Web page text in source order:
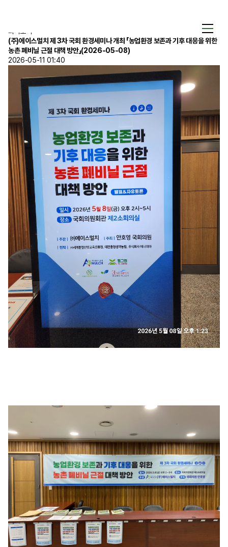
회사소개
사업영역
미디어
회사자료
고객지원
회사소식
(주)에이스멀치 제 3차 국회 환경세미나 개최 「농업환경 보존과 기후 대응을 위한
농촌 폐비닐 근절 대책 방안」(2026-05-08)
2026-05-11 01:40